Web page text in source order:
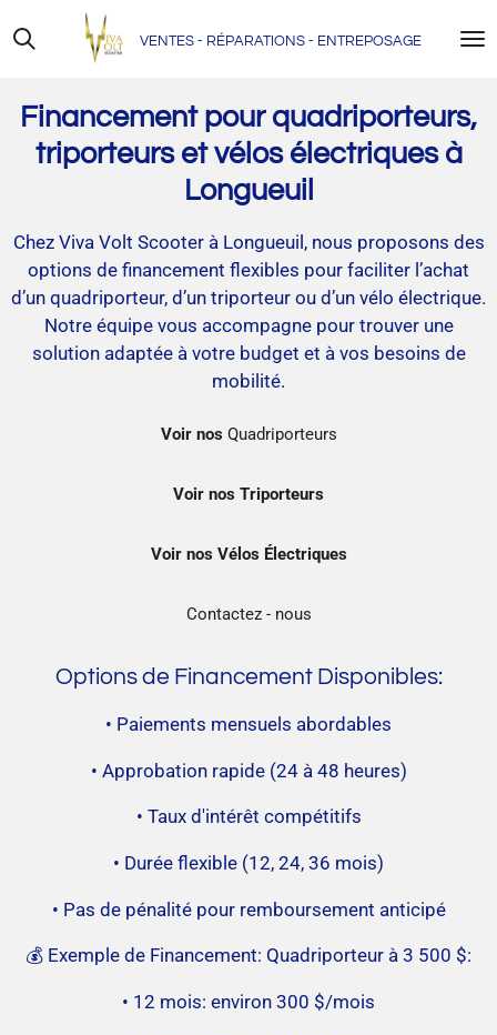
Skip
to
content
VENTES - RÉPARATIONS - ENTREPOSAGE
Financement pour quadriporteurs,
triporteurs et vélos électriques à
Longueuil
Chez Viva Volt Scooter à Longueuil, nous proposons des
options de financement flexibles pour faciliter l’achat
d’un quadriporteur, d’un triporteur ou d’un vélo électrique.
Notre équipe vous accompagne pour trouver une
solution adaptée à votre budget et à vos besoins de
mobilité.
Voir nos Quadriporteurs
Voir nos Triporteurs
Voir nos Vélos Électriques
Contactez - nous
OptionsdeFinancement Disponibles:
• Paiements mensuels abordables
• Approbation rapide (24 à 48 heures)
• Taux d'intérêt compétitifs
• Durée flexible (12, 24, 36 mois)
• Pas depénalité pour remboursement anticipé
💰 Exemple de Financement: Quadriporteur à 3 500 $:
• 12 mois: environ 300 $/mois